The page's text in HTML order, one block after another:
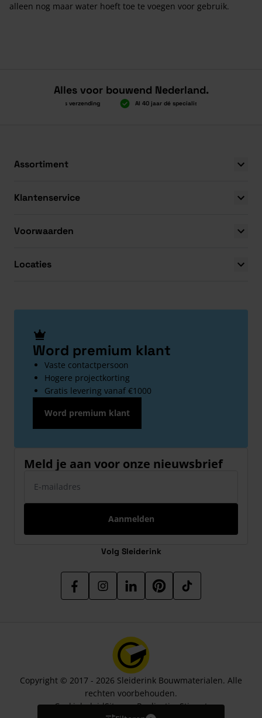
alleen nog maar water hoeft toe te voegen voor gebruik.
Alles voor bouwend Nederland.
Boven 2.000 gratis verzending Al 40 jaar dé specialist
Assortiment
Klantenservice
Voorwaarden
Locaties
Word premium klant
Vaste contactpersoon
Hogere projectkorting
Gratis levering vanaf €1000
Word premium klant
Meld je aan voor onze nieuwsbrief
Aanmelden
Volg Sleiderink
Copyright © 2017 - 2026 Sleiderink Bouwmaterialen. Alle
rechten voorbehouden.
CookiebeleidSitemapRealisatie:Stimmt